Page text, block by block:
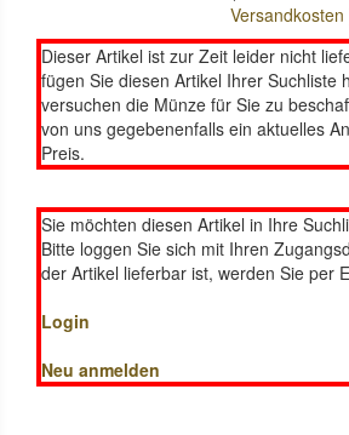
Versandkosten
Dieser Artikel ist zur Zeit leider nicht
fügen Sie diesen Artikel Ihrer Suchliste
versuchen die Münze für Sie zu
von uns gegebenenfalls ein aktuelles
Preis.
Sie möchten diesen Artikel in Ihre
Bitte loggen Sie sich mit Ihren
der Artikel lieferbar ist, werden Sie per
Login
Neu anmelden